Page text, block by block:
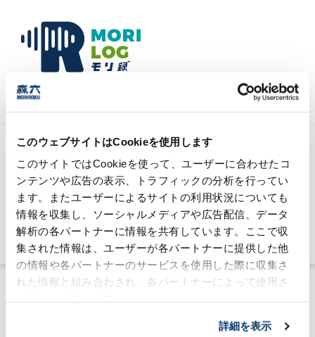
このウェブサイトはCookieを使用します
このサイトではCookieを使って、ユーザーに合わせたコ
ンテンツや広告の表示、トラフィックの分析を行ってい
ます。またユーザーによるサイトの利用状況についても
情報を収集し、ソーシャルメディアや広告配信、データ
解析の各パートナーに情報を共有しています。ここで収
集された情報は、ユーザーが各パートナーに提供した他
の情報や各パートナーのサービスを使用した際に収集さ
れた情報と組み合わされ、各パートナーによって使用さ
詳細を表示
森六グループの『今』と未来を結びつける、
化学工業日報「化学品受託に引き合い」記事
掲載のお知らせ
2026年7月15日
ケミカル事業
#技術力